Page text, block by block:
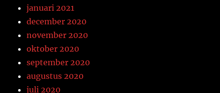
januari 2021
december 2020
november 2020
oktober 2020
september 2020
augustus 2020
juli 2020